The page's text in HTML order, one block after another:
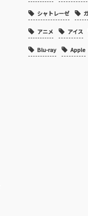
シャトレーゼ
アニメ アイス
Blu-ray Apple